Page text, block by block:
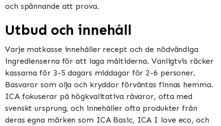
och spännande att prova​​.
Utbud och innehåll
Varje matkasse innehåller recept och de nödvändiga
ingredienserna för att laga måltiderna. Vanligtvis räcker
kassarna för 3-5 dagars middagar för 2-6 personer.
Basvaror som olja och kryddor förväntas finnas hemma​​.
ICA fokuserar på högkvalitativa råvaror, ofta med
svenskt ursprung, och innehåller ofta produkter från
deras egna märken som ICA Basic, ICA I love eco, och